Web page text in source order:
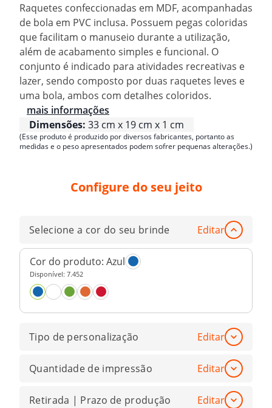
Raquetes confeccionadas em MDF, acompanhadas
de bola em PVC inclusa. Possuem pegas coloridas
que facilitam o manuseio durante a utilização,
além de acabamento simples e funcional. O
conjunto é indicado para atividades recreativas e
lazer, sendo composto por duas raquetes leves e
uma bola, ambos com detalhes coloridos.
mais informações
Dimensões: 33 cm x 19 cm x 1 cm
(Esse produto é produzido por diversos fabricantes, portanto as
medidas e o peso apresentados podem sofrer pequenas alterações.)
Configure do seu jeito
Selecione a cor do seu brinde Editar
Cor do produto: Azul
Disponível: 7.452
Tipo de personalização Editar
Quantidade de impressão Editar
Retirada | Prazo de produção Editar